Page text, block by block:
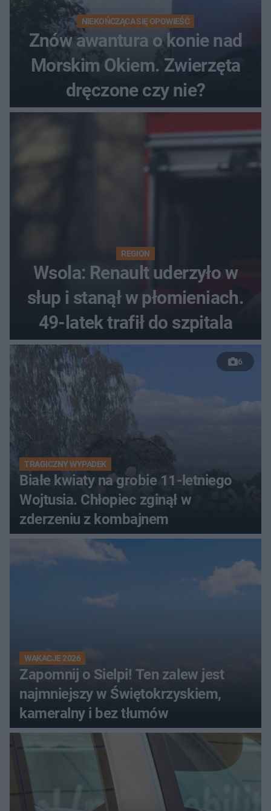
NIEKOŃCZĄCA SIĘ OPOWIEŚĆ
Znów awantura o konie nad
Morskim Okiem. Zwierzęta
dręczone czy nie?
REGION
Wsola: Renault uderzyło w
słup i stanął w płomieniach.
49-latek trafił do szpitala
6
TRAGICZNY WYPADEK
Białe kwiaty na grobie 11-letniego
Wojtusia. Chłopiec zginął w
zderzeniu z kombajnem
WAKACJE 2026
Zapomnij o Sielpi! Ten zalew jest
najmniejszy w Świętokrzyskiem,
kameralny i bez tłumów